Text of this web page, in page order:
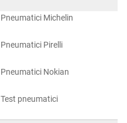
Pneumatici Michelin
Pneumatici Pirelli
Pneumatici Nokian
Test pneumatici